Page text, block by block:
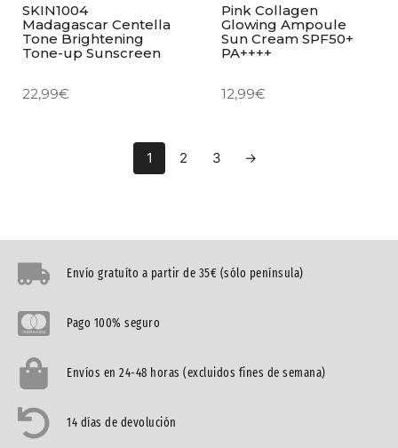
SKIN1004
Madagascar Centella
Tone Brightening
Tone-up Sunscreen
22,99€
Pink Collagen
Glowing Ampoule
Sun Cream SPF50+
PA++++
12,99€
1 2 3 →
Envío gratuíto a partir de 35€ (sólo península)
Pago 100% seguro
Envíos en 24-48 horas (excluidos fines de semana)
14 días de devolución